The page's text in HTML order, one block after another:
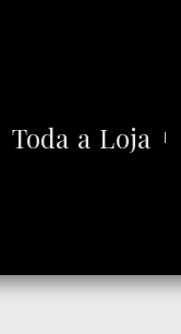
Toda a Loja